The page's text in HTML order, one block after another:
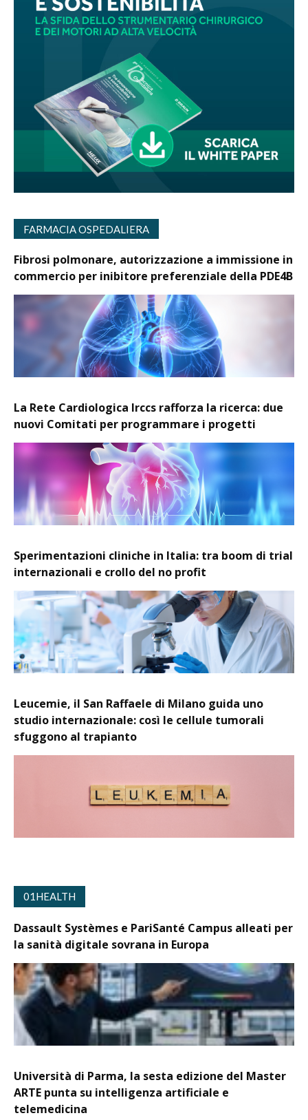
FARMACIA OSPEDALIERA
Fibrosi polmonare, autorizzazione a immissione in
commercio per inibitore preferenziale della PDE4B
La Rete Cardiologica Irccs rafforza la ricerca: due
nuovi Comitati per programmare i progetti
Sperimentazioni cliniche in Italia: tra boom di trial
internazionali e crollo del no profit
Leucemie, il San Raffaele di Milano guida uno
studio internazionale: così le cellule tumorali
sfuggono al trapianto
01HEALTH
Dassault Systèmes e PariSanté Campus alleati per
la sanità digitale sovrana in Europa
Università di Parma, la sesta edizione del Master
ARTE punta su intelligenza artificiale e
telemedicina